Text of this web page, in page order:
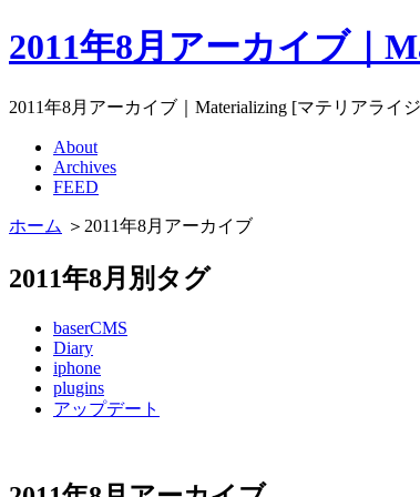
2011年8月アーカイブ｜
2011年8月アーカイブ｜Materializing [マテリアライ
About
Archives
FEED
ホーム ＞2011年8月アーカイブ
2011年8月別タグ
baserCMS
Diary
iphone
plugins
アップデート